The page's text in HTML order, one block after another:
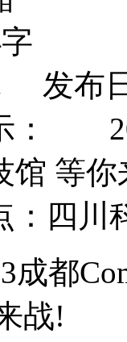
发布
：
馆
：四川
都
战!